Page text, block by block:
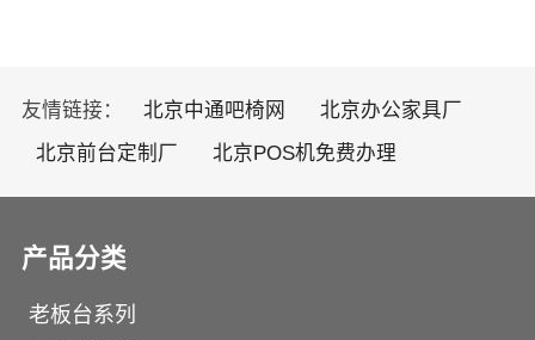
设计，以防止腰部脊椎骨变拱形，而
达到保护腰部脊椎骨的功能。 5.
用者，只有一种坐姿。 6
友情链接： 北京中通吧椅网
北京办公家具厂
北京前台定制厂
北京POS机免费办理
产品分类
老板台系列